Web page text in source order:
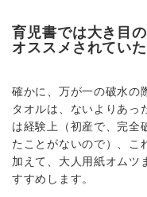
育児書では大き目
オススメされてい
確かに、万が一の破水の
タオルは、ないよりあっ
は経験上（初産で、完全
たことがないので）、こ
加えて、大人用紙オムツ
すすめします。